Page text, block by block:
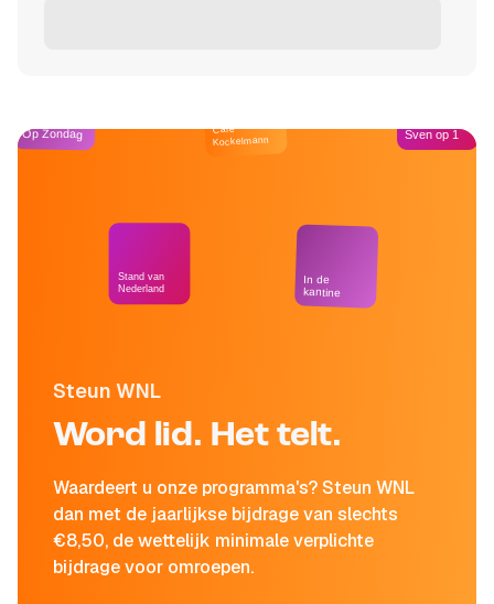
Steun WNL
Word lid. Het telt.
Waardeert u onze programma's? Steun WNL
dan met de jaarlijkse bijdrage van slechts
€8,50, de wettelijk minimale verplichte
bijdrage voor omroepen.
Op Zondag
Stand van
Nederland
Café
Kockelmann
In de
kantine
Sven op 1